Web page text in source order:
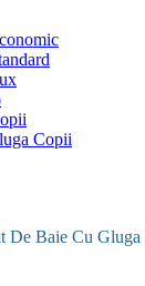
Copii
De Baie Cu